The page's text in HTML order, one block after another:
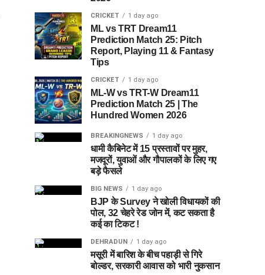
CRICKET 1 day ago
ML vs TRT Dream11
Prediction Match 25: Pitch
Report, Playing 11 & Fantasy
Tips
CRICKET 1 day ago
ML-W vs TRT-W Dream11
Prediction Match 25 | The
Hundred Women 2026
BREAKINGNEWS 1 day ago
धामी कैबिनेट में 15 प्रस्तावों पर मुहर,
मजदूरों, युवाओं और गौपालकों के लिए गए
बड़े फैसले
BIG NEWS 1 day ago
BJP के Survey ने खोली विधायकों की
पोल, 32 चेहरे रेड जोन में, कट सकता है
कई का टिकट !
DEHRADUN 1 day ago
मसूरी में बारिश के बीच पहाड़ी से गिरे
बोल्डर, सरकारी आवास को भारी नुकसान